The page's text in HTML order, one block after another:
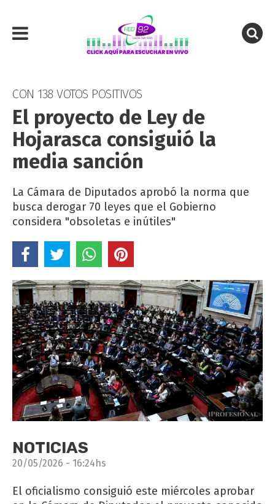
CON 138 VOTOS POSITIVOS
El proyecto de Ley de
Hojarasca consiguió la
media sanción
La Cámara de Diputados aprobó la norma que
busca derogar 70 leyes que el Gobierno
considera "obsoletas e inútiles"
NOTICIAS
20/05/2026 - 16:24hs
El oficialismo consiguió este miércoles aprobar